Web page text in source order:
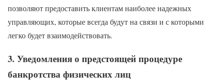
позволяют предоставить клиентам наиболее надежных
управляющих, которые всегда будут на связи и с которыми
легко будет взаимодействовать.
3. Уведомления о предстоящей процедуре
банкротства физических лиц